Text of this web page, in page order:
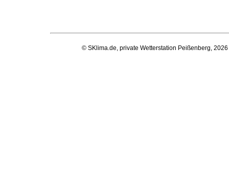
© SKlima.de, private Wetterstation Peißenberg,